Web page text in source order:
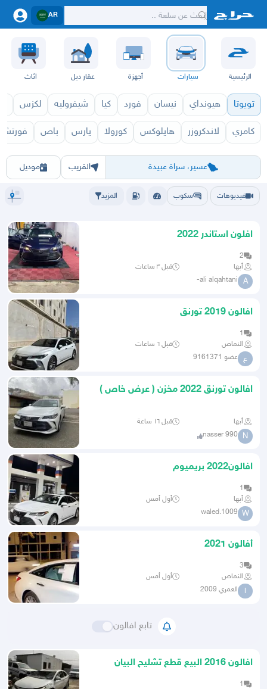
AR
الرئيسية سيارات أجهزة عقار ديل اثاث
تويوتا هيونداي نيسان فورد كيا شيفروليه لكزس
كامري لاندكروزر هايلوكس كورولا يارس باص
عسير، سراة عبيدة
الرياض جده حفر الباطن تبوك القصيمحائل أبها الباحة
القريب موديل
افالون 2027 افالون
فيديوهات سكوب المزيد
افلون استاندر 2022
2
أبها
قبل ٣ ساعات
A
ali alqahtani-
افالون 2019 تورنق
1
النماص
قبل ٦ ساعات
ع عضو 9161371
افالون تورنق 2022 مخزن ( عرض خاص )
أبها قبل ١٦ ساعة
N
nasser 990
افالون2022 بريميوم
1
أبها
أول أمس
W
waled.1009
أفالون 2021
3
النماص
أول أمس
ا العمري 2009
تابع افالون
افالون 2016 البيع قطع تشليح البيان
1